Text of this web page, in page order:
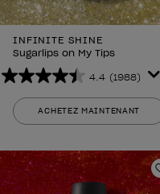
INFINITE SHINE
Sugarlips on My Tips
4.4 (1988)
4.4
sur
5
1988
avis
ACHETEZ MAINTENANT